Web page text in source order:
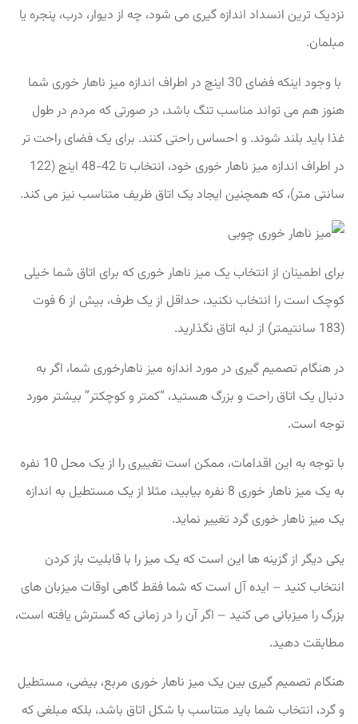
نزدیک ترین انسداد اندازه گیری می شود، چه از دیوار، درب، پنجره یا
مبلمان.
با وجود اینکه فضای 30 اینچ در اطراف اندازه میز ناهار خوری شما
هنوز هم می تواند مناسب تنگ باشد، در صورتی که مردم در طول
غذا باید بلند شوند. و احساس راحتی کنند. برای یک فضای راحت تر
در اطراف اندازه میز ناهار خوری خود، انتخاب تا 42-48 اینچ (122
سانتی متر)، که همچنین ایجاد یک اتاق ظریف متناسب نیز می کند.
برای اطمینان از انتخاب یک میز ناهار خوری که برای اتاق شما خیلی
کوچک است را انتخاب نکنید، حداقل از یک طرف، بیش از 6 فوت
(183 سانتیمتر) از لبه اتاق نگذارید.
در هنگام تصمیم گیری در مورد اندازه میز ناهارخوری شما، اگر به
دنبال یک اتاق راحت و بزرگ هستید، “کمتر و کوچکتر” بیشتر مورد
توجه است.
با توجه به این اقدامات، ممکن است تغییری را از یک محل 10 نفره
به یک میز ناهار خوری 8 نفره بیابید، مثلا از یک مستطیل به اندازه
یک میز ناهار خوری گرد تغییر نماید.
یکی دیگر از گزینه ها این است که یک میز را با قابلیت باز کردن
انتخاب کنید – ایده آل است که شما فقط گاهی اوقات میزبان های
بزرگ را میزبانی می کنید – اگر آن را در زمانی که گسترش یافته است،
مطابقت دهید.
هنگام تصمیم گیری بین یک میز ناهار خوری مربع، بیضی، مستطیل
و گرد، انتخاب شما باید متناسب با شکل اتاق باشد، بلکه مبلغی که